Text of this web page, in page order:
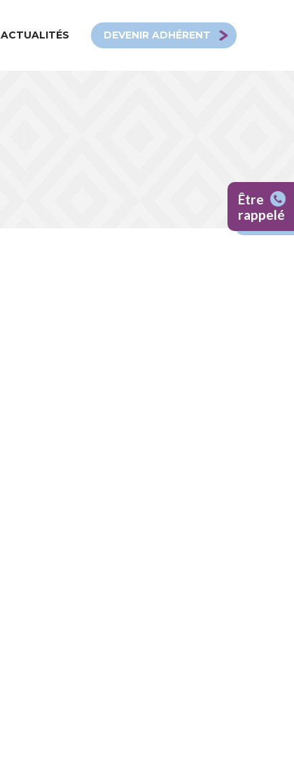
ACTUALITÉS DEVENIR ADHÉRENT
Être
rappelé